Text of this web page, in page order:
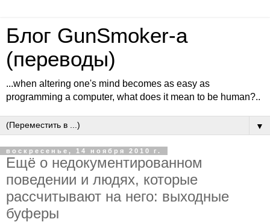
Блог GunSmoker-а
(переводы)
...when altering one's mind becomes as easy as
programming a computer, what does it mean to be human?..
▼
воскресенье, 14 ноября 2010 г.
Ещё о недокументированном
поведении и людях, которые
рассчитывают на него: выходные
буферы